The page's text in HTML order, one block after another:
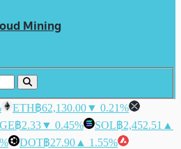
Mining
ETH฿62,130.00▼ 0.21%
฿2.33▼ 0.45% SOL฿2,452.51 ▲
DOT฿27.90 ▲ 1.55%